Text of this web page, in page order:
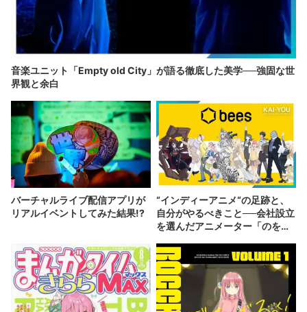
音楽ユニット「Empty old City」が語る徹底した美学──強固な世
界観と余白
バーチャルライブ配信アプリが
リアルイベントしてみた結果!?
“インディーアニメ“の足跡と、
自分がやるべきこと──会社設立
を選んだアニメーター「のを